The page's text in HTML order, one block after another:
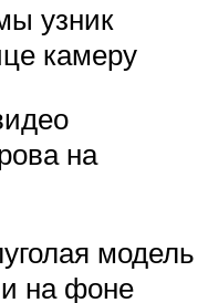
узник
камеру
на
модель
на фоне